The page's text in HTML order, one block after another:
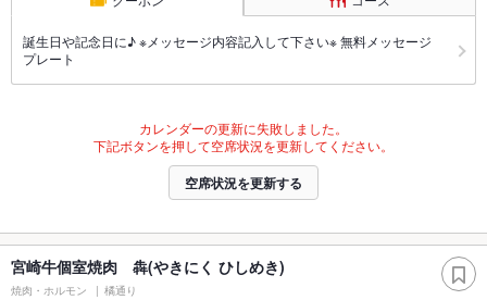
誕生日や記念日に♪ ※メッセージ内容記入して下さい※ 無料メッセージ
プレート
カレンダーの更新に失敗しました。
下記ボタンを押して空席状況を更新してください。
空席状況を更新する
宮崎牛個室焼肉 犇(やきにく ひしめき)
焼肉・ホルモン 橘通り